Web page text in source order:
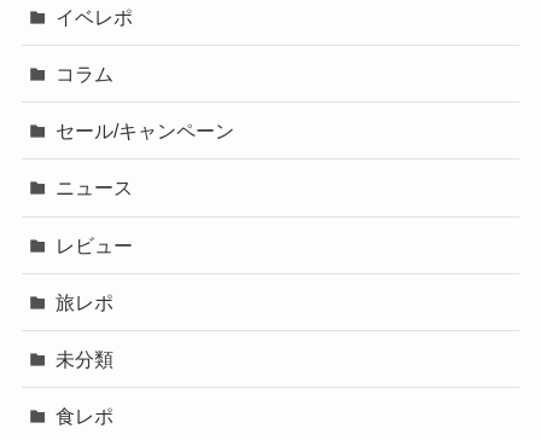
イベレポ
コラム
セール/キャンペーン
ニュース
レビュー
旅レポ
未分類
食レポ